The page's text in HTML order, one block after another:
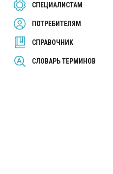
СПЕЦИАЛИСТАМ
ПОТРЕБИТЕЛЯМ
СПРАВОЧНИК
СЛОВАРЬ ТЕРМИНОВ